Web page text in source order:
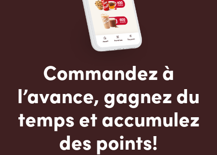
Commandez à
l’avance, gagnez du
temps et accumulez
des points!